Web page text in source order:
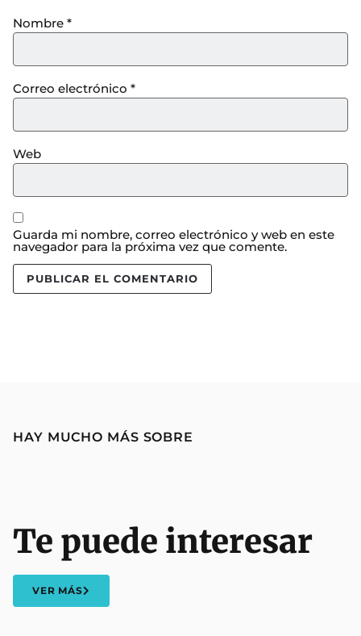
Nombre *
Correo electrónico *
Web
Guarda mi nombre, correo electrónico y web en este
navegador para la próxima vez que comente.
HAY MUCHO MÁS SOBRE
Te puede interesar
VER MÁS